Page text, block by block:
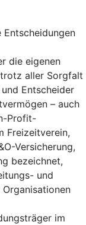
die eigenen
aller Sorgfalt
Entscheider
– auch
Profit-
Freizeitverein,
Versicherung,
bezeichnet,
und
im